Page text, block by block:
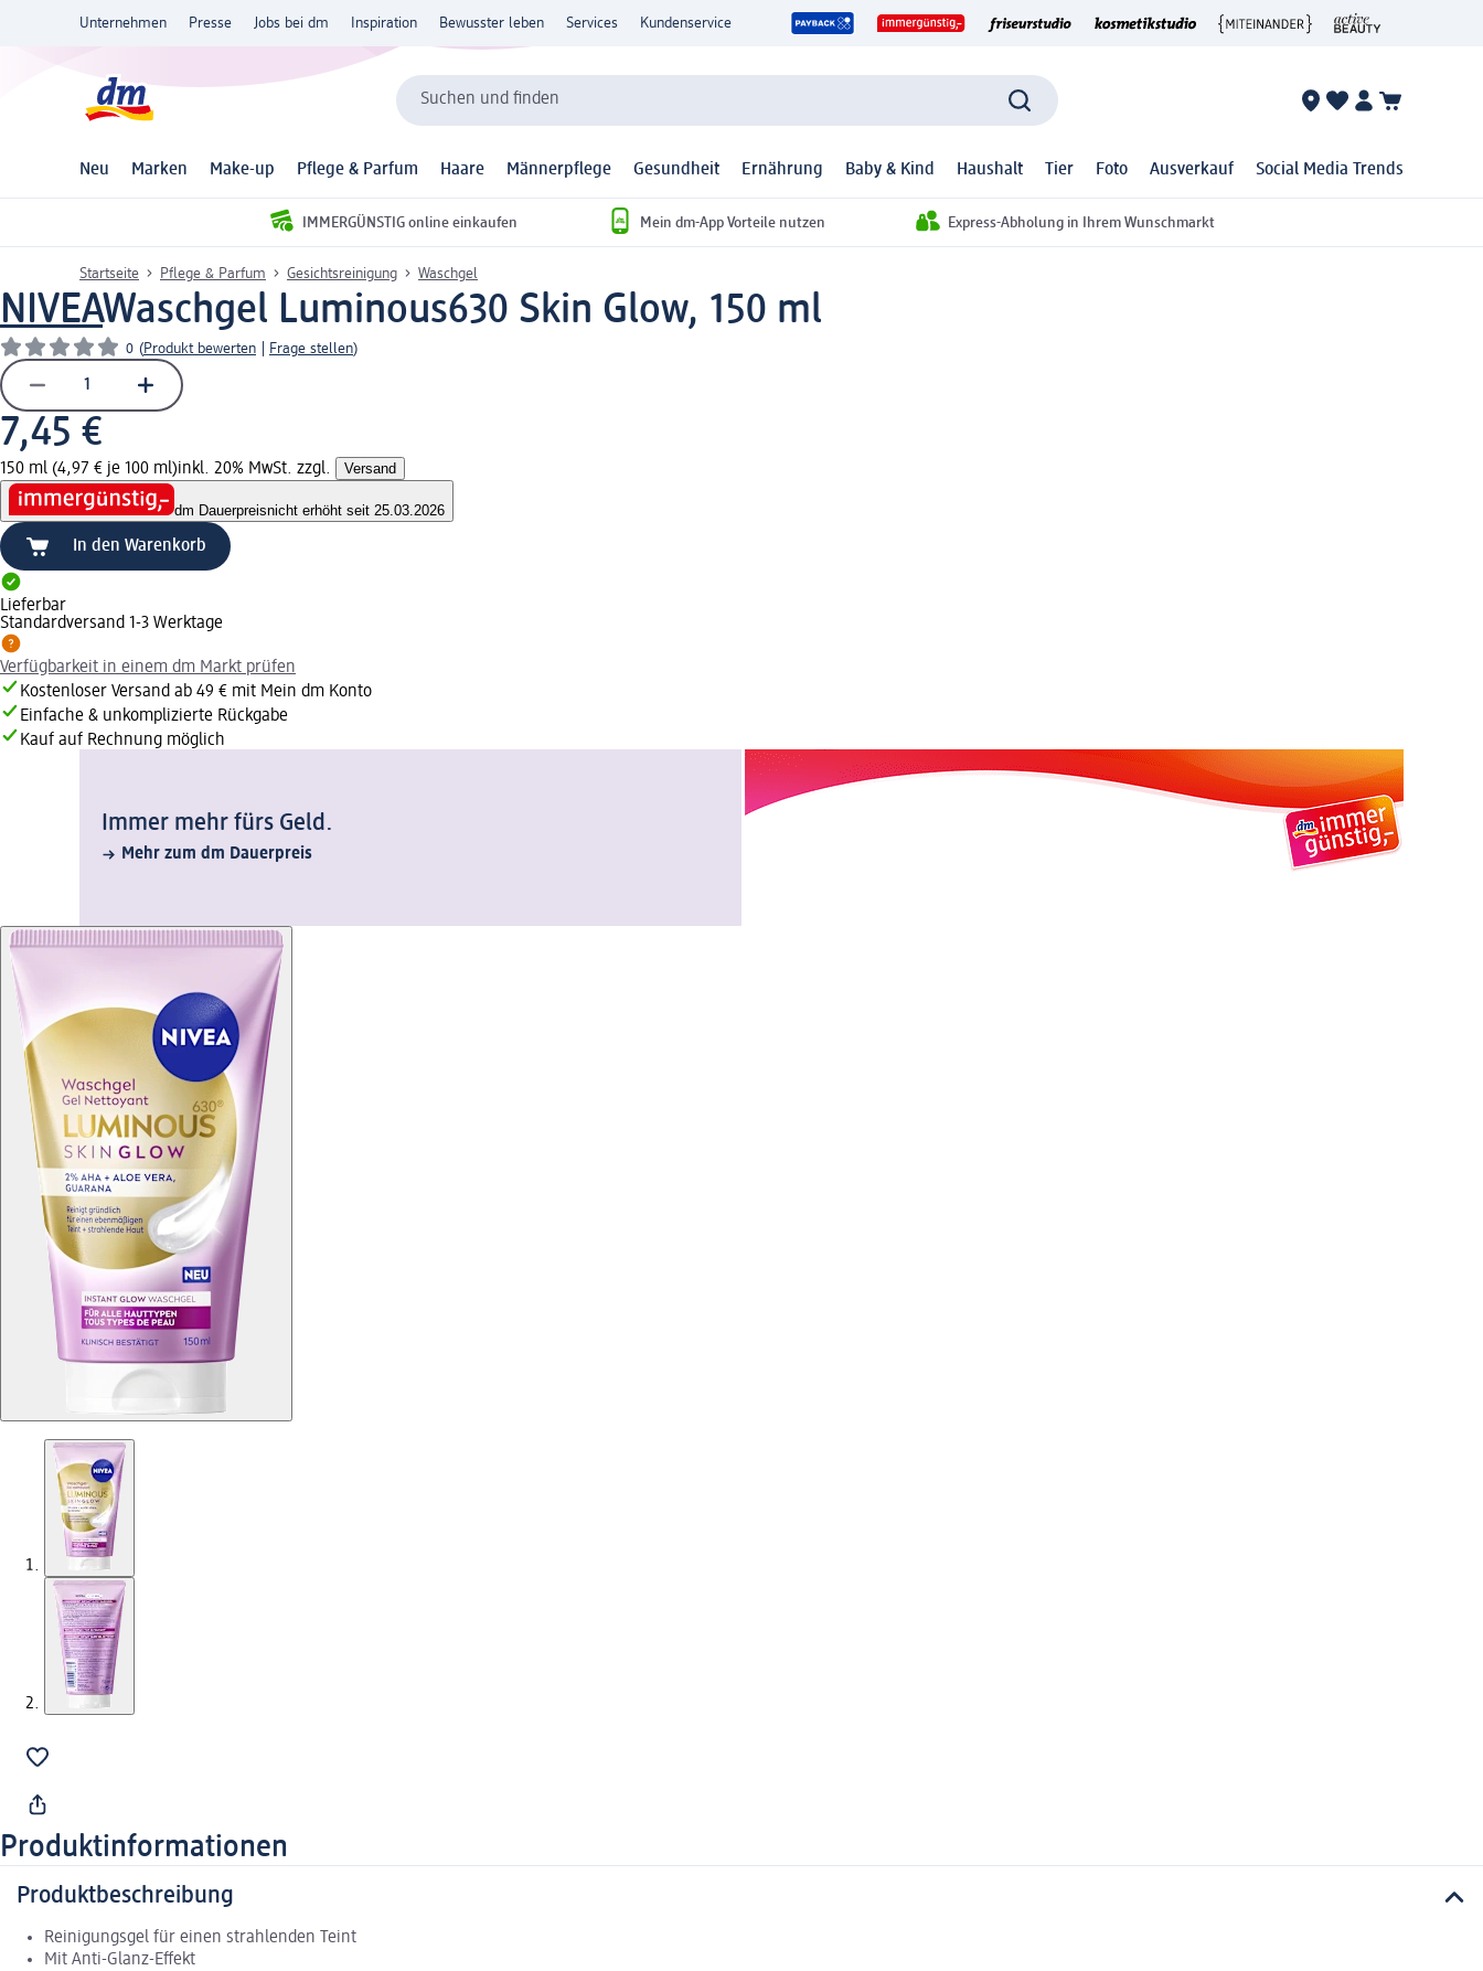
Unternehmen Presse Jobs bei dm Inspiration Bewusster leben Services Kundenservice
Suchen und finden
Neu Marken Make-up Pflege & Parfum Haare Männerpflege Gesundheit Ernährung Baby & Kind Haushalt Tier Foto Ausverkauf Social Media Trends
IMMERGÜNSTIG online einkaufen Mein dm-App Vorteile nutzen Express-Abholung in Ihrem Wunschmarkt
Startseite Pflege & Parfum Gesichtsreinigung Waschgel
NIVEAWaschgel Luminous630 Skin Glow, 150 ml
0 (Produkt bewerten Frage stellen)
7,45 €
150 ml (4,97 € je 100 ml)inkl. 20% MwSt. zzgl. Versand
dm Dauerpreisnicht erhöht seit 25.03.2026
In den Warenkorb
Lieferbar
Standardversand 1-3 Werktage
Verfügbarkeit in einem dm Markt prüfen
Kostenloser Versand ab 49 € mit Mein dm Konto
Einfache & unkomplizierte Rückgabe
Kauf auf Rechnung möglich
Immer mehr fürs Geld.
Mehr zum dm Dauerpreis
Produktinformationen
Produktbeschreibung
Reinigungsgel für einen strahlenden Teint
Mit Anti-Glanz-Effekt